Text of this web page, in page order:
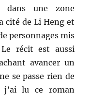
dans une zone
cité de Li Heng et
personnages mis
récit est aussi
avancer un
se passe rien de
lu ce roman